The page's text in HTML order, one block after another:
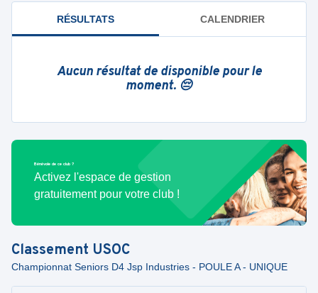
RÉSULTATS CALENDRIER
Aucun résultat de disponible pour le
moment. 😔
Bénévole de ce club ?
Activez l'espace de gestion
gratuitement pour votre club !
Classement USOC
Championnat Seniors D4 Jsp Industries - POULE A - UNIQUE